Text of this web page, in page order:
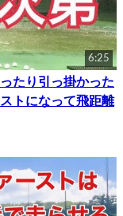
6:25
たり引っ掛かった
トになって飛距離